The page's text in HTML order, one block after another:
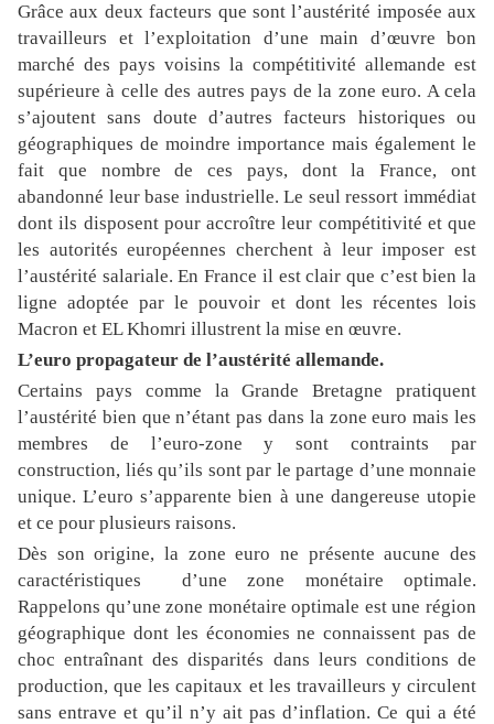
Grâce aux deux facteurs que sont l’austérité imposée aux
travailleurs et l’exploitation d’une main d’œuvre bon
marché des pays voisins la compétitivité allemande est
supérieure à celle des autres pays de la zone euro. A cela
s’ajoutent sans doute d’autres facteurs historiques ou
géographiques de moindre importance mais également le
fait que nombre de ces pays, dont la France, ont
abandonné leur base industrielle.Le seul ressort immédiat
dont ils disposent pour accroître leur compétitivité et que
les autorités européennes cherchent à leur imposer est
l’austérité salariale. En France il est clair que c’est bien la
ligne adoptée par le pouvoir et dont les récentes lois
Macron et EL Khomri illustrent la mise en œuvre.
L’euro propagateur de l’austérité allemande.
Certains pays comme la Grande Bretagne pratiquent
l’austérité bien que n’étant pas dans la zone euro mais les
membres de l’euro-zone y sont contraints par
construction, liés qu’ils sont par le partage d’une monnaie
unique. L’euro s’apparente bien à une dangereuse utopie
et ce pour plusieurs raisons.
Dès son origine, la zone euro ne présente aucune des
caractéristiques d’une zone monétaire optimale.
Rappelons qu’une zone monétaire optimale est une région
géographique dont les économies ne connaissent pas de
choc entraînant des disparités dans leurs conditions de
production, que les capitaux et les travailleurs y circulent
sans entrave et qu’il n’y ait pas d’inflation. Ce qui a été